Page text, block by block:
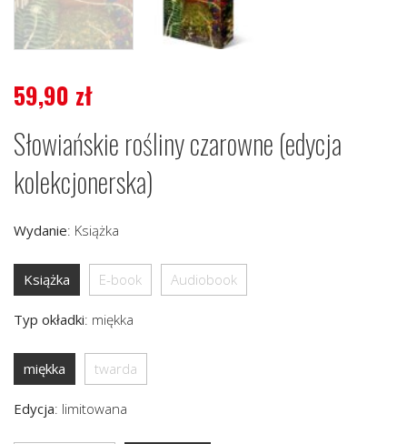
59,90 zł
Słowiańskie rośliny czarowne (edycja
kolekcjonerska)
Wydanie: Książka
Książka E-book Audiobook
Typ okładki: miękka
miękka twarda
Edycja: limitowana